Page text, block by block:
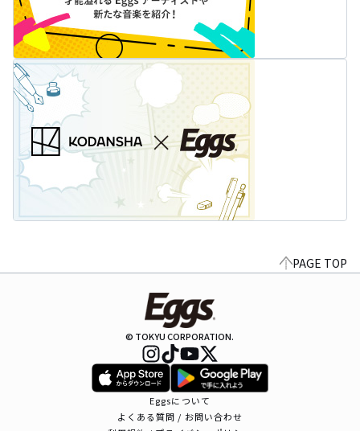
PAGE TOP
© TOKYU CORPORATION.
Eggsについて
よくある質問 / お問い合わせ